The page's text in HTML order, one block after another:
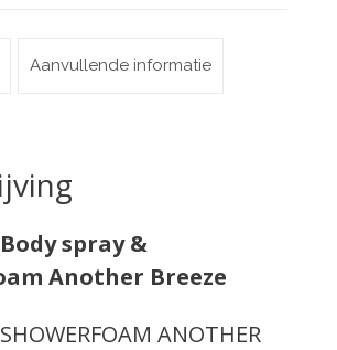
Aanvullende informatie
spray &
Another Breeze
ANOTHER